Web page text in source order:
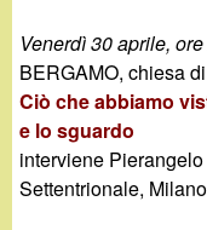
Venerdì 30 aprile,
BERGAMO, chiesa
Ciò che abbiamo
e lo sguardo
interviene
Settentrionale, Milano